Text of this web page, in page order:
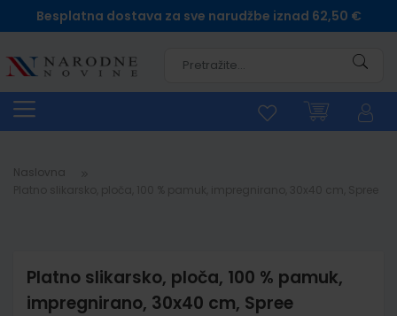
Besplatna dostava za sve narudžbe iznad 62,50 €
Naslovna
Platno slikarsko, ploča, 100 % pamuk,
impregnirano, 30x40 cm, Spree